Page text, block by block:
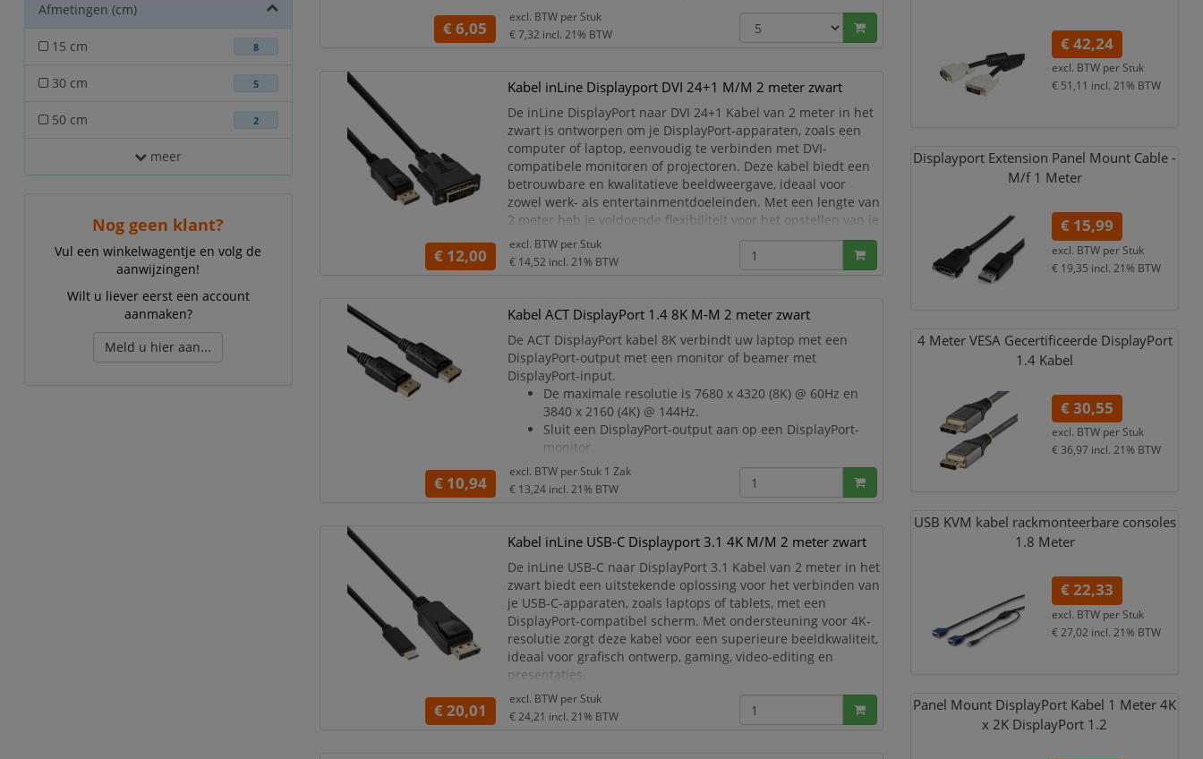
Afmetingen (cm)
15 cm 8
30 cm 5
50 cm 2
meer
Nog geen klant?
Vul een winkelwagentje en volg de
aanwijzingen!
Wilt u liever eerst een account
aanmaken?
Meld u hier aan...
Dankzij ondersteuning voor
HBR2 (High Bit Rate 2)
levert de
€ 6,05
excl. BTW per Stuk
€ 7,32 incl. 21% BTW
Kabel inLine Displayport DVI 24+1 M/M 2 meter zwart
De inLine DisplayPort naar DVI 24+1 Kabel van 2 meter in het
zwart is ontworpen om je DisplayPort-apparaten, zoals een
computer of laptop, eenvoudig te verbinden met DVI-
compatibele monitoren of projectoren. Deze kabel biedt een
betrouwbare en kwalitatieve beeldweergave, ideaal voor
zowel werk- als entertainmentdoeleinden. Met een lengte van
2 meter heb je voldoende flexibiliteit voor het opstellen van je
apparaten.
De inLine DisplayPort naar
€ 12,00
excl. BTW per Stuk
€ 14,52 incl. 21% BTW
Kabel ACT DisplayPort 1.4 8K M-M 2 meter zwart
De ACT DisplayPort kabel 8K verbindt uw laptop met een
DisplayPort-output met een monitor of beamer met
DisplayPort-input.
De maximale resolutie is 7680 x 4320 (8K) @ 60Hz en
3840 x 2160 (4K) @ 144Hz.
Sluit een DisplayPort-output aan op een DisplayPort-
monitor.
Maximale resolutie: 7680 x 4320 (8K) @ 60Hz, 3840 x
2160 (4K) @ 144Hz.
Input: DisplayPort male – Output: DisplayPort male.
€ 10,94
excl. BTW per Stuk 1 Zak
€ 13,24 incl. 21% BTW
Kabel inLine USB-C Displayport 3.1 4K M/M 2 meter zwart
De inLine USB-C naar DisplayPort 3.1 Kabel van 2 meter in het
zwart biedt een uitstekende oplossing voor het verbinden van
je USB-C-apparaten, zoals laptops of tablets, met een
DisplayPort-compatibel scherm. Met ondersteuning voor 4K-
resolutie zorgt deze kabel voor een superieure beeldkwaliteit,
ideaal voor grafisch ontwerp, gaming, video-editing en
presentaties.
De inLine USB-C naar DisplayPort 3.1 4K Kabel van 2 meter
biedt een eenvoudige en
€ 20,01
excl. BTW per Stuk
€ 24,21 incl. 21% BTW
€ 42,24
excl. BTW per Stuk
€ 51,11 incl. 21% BTW
Displayport Extension Panel Mount Cable -
M/f 1 Meter
€ 15,99
excl. BTW per Stuk
€ 19,35 incl. 21% BTW
4 Meter VESA Gecertificeerde DisplayPort
1.4 Kabel
€ 30,55
excl. BTW per Stuk
€ 36,97 incl. 21% BTW
USB KVM kabel rackmonteerbare consoles
1.8 Meter
€ 22,33
excl. BTW per Stuk
€ 27,02 incl. 21% BTW
Panel Mount DisplayPort Kabel 1 Meter 4K
x 2K DisplayPort 1.2